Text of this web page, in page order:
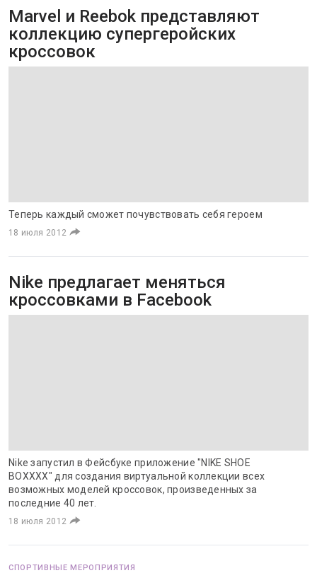
Marvel и Reebok представляют
коллекцию супергеройских
кроссовок
Теперь каждый сможет почувствовать себя героем
18 июля 2012
Nike предлагает меняться
кроссовками в Facebook
Nike запустил в Фейсбуке приложение "NIKE SHOE
BOXXXX" для создания виртуальной коллекции всех
возможных моделей кроссовок, произведенных за
последние 40 лет.
18 июля 2012
СПОРТИВНЫЕ МЕРОПРИЯТИЯ